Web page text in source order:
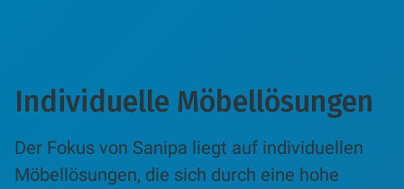
Individuelle Möbellösungen
Der Fokus von Sanipa liegt auf individuellen
Möbellösungen, die sich durch eine hohe